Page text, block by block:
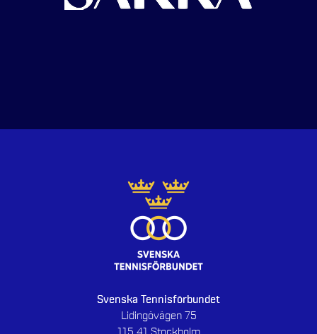
Svenska Tennisförbundet
Lidingövägen 75